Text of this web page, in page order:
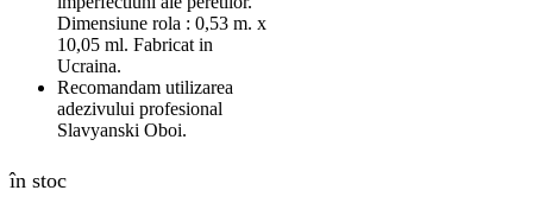
Dimensiune rola : 0,53 m. x
10,05 ml. Fabricat in
Ucraina.
Recomandam utilizarea
adezivului profesional
Slavyanski Oboi.
în stoc